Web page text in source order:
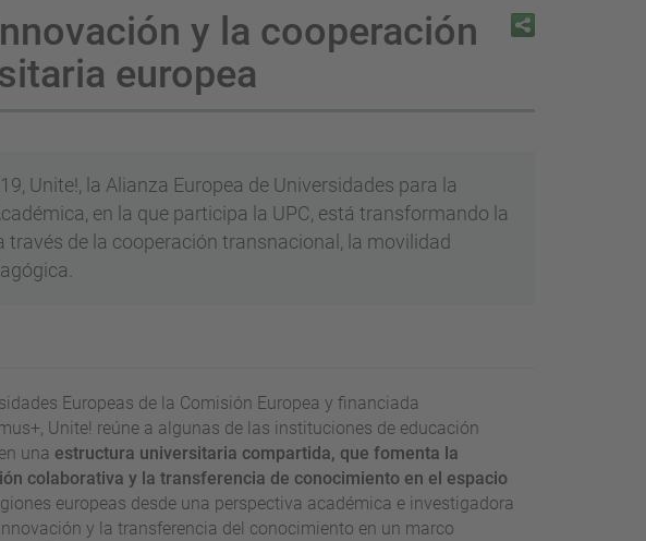
y la cooperación
europea
Unite!, la Alianza Europea de Universidades para la
en la que participa la UPC, está transformando la
través de la cooperación transnacional, la movilidad
Europeas de la Comisión Europea y financiada
Unite! reúne a algunas de las instituciones de educación
una estructura universitaria compartida, que fomenta la
colaborativa y la transferencia de conocimiento en el espacio
europeas desde una perspectiva académica e investigadora
y la transferencia del conocimiento en un marco